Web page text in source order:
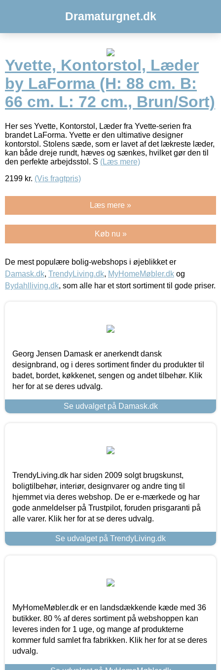
Dramaturgnet.dk
Yvette, Kontorstol, Læder
by LaForma (H: 88 cm. B:
66 cm. L: 72 cm., Brun/Sort)
Her ses Yvette, Kontorstol, Læder fra Yvette-serien fra
brandet LaForma. Yvette er den ultimative designer
kontorstol. Stolens sæde, som er lavet af det lækreste læder,
kan både dreje rundt, hæves og sænkes, hvilket gør den til
den perfekte arbejdsstol. S (Læs mere)
2199 kr. (Vis fragtpris)
Læs mere »
Køb nu »
De mest populære bolig-webshops i øjeblikket er
Damask.dk, TrendyLiving.dk, MyHomeMøbler.dk og
Bydahlliving.dk, som alle har et stort sortiment til gode priser.
Georg Jensen Damask er anerkendt dansk
designbrand, og i deres sortiment finder du produkter til
badet, bordet, køkkenet, sengen og andet tilbehør. Klik
her for at se deres udvalg.
Se udvalget på Damask.dk
TrendyLiving.dk har siden 2009 solgt brugskunst,
boligtilbehør, interiør, designvarer og andre ting til
hjemmet via deres webshop. De er e-mærkede og har
gode anmeldelser på Trustpilot, foruden prisgaranti på
alle varer. Klik her for at se deres udvalg.
Se udvalget på TrendyLiving.dk
MyHomeMøbler.dk er en landsdækkende kæde med 36
butikker. 80 % af deres sortiment på webshoppen kan
leveres inden for 1 uge, og mange af produkterne
kommer fuld samlet fra fabrikken. Klik her for at se deres
udvalg.